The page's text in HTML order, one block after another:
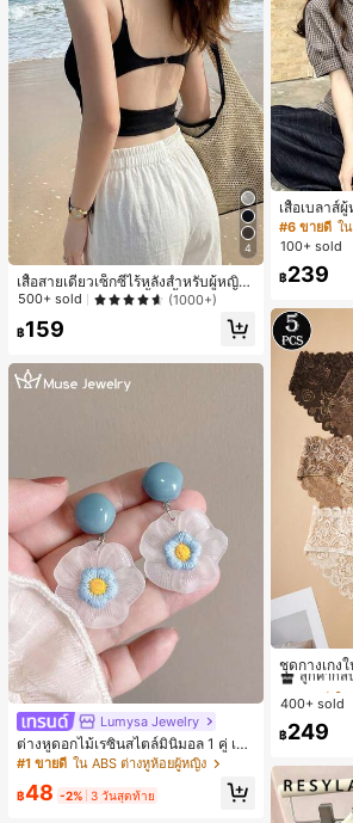
4
เสื้อสายเดี่ยวเซ็กซี่ไร้หลังสำหรับผู้หญิง
พร้อมบราแบบมีฟองน้ำ, เสื้อกล้ามแขน
500+ sold (1000+)
฿159
Lumysa Jewelry
ต่างหูดอกไม้เรซินสไตล์มินิมอล 1 คู่ เห
มาะสำหรับสวมใส่ประจำวันและวันพักผ่
#1 ขายดี ใน ABS ต่างหูห้อยผู้หญิง
฿48 -2% 3 วันสุดท้าย
เสื้อเบลาส์
ใบไม้ผลิ/ฤ
ะหรูหรา
#6 ขายดี ใ
100+ sold
฿239
ชุดกางเกง
น
#1 ขายดี
ลูกค้ากลั
#1 ขายดี
ลูกค้ากลั
#1 ขายดี
ลูกค้ากลั
#1 ขายดี
400+ sold
฿249